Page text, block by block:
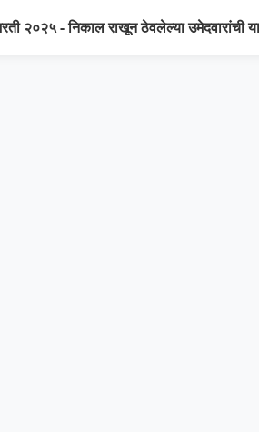
२०२५ - निकाल राखून ठेवलेल्या उमेदवारांची